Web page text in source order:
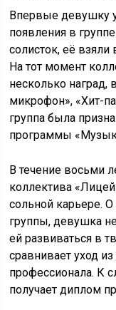
Впервые девушку
появления в
солисток, её
На тот момент
несколько наград,
микрофон», «Хит-
группа была
программы
В течение восьми
коллектива
сольной карьере.
группы, девушка
ей развиваться в
сравнивает уход
профессионала. К
получает диплом